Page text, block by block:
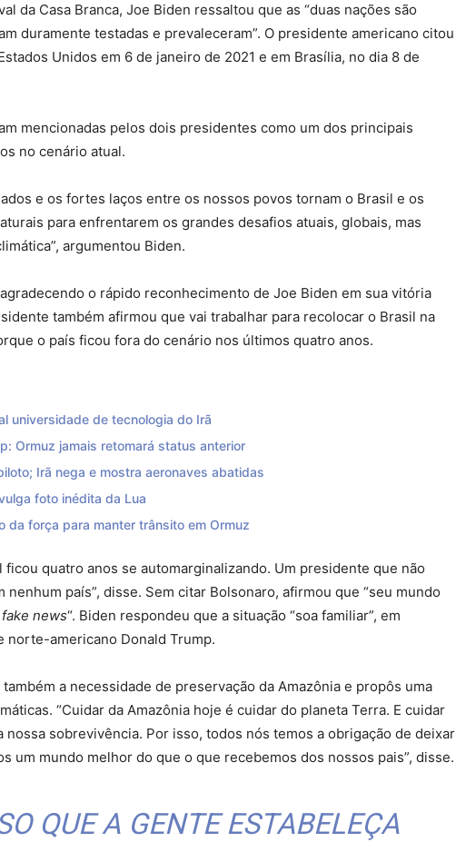
da Casa Branca, Joe Biden ressaltou que as “duas nações são
duramente testadas e prevaleceram”. O presidente americano citou
Unidos em 6 de janeiro de 2021 e em Brasília, no dia 8 de
mencionadas pelos dois presidentes como um dos principais
no cenário atual.
e os fortes laços entre os nossos povos tornam o Brasil e os
para enfrentarem os grandes desafios atuais, globais, mas
argumentou Biden.
o rápido reconhecimento de Joe Biden em sua vitória
também afirmou que vai trabalhar para recolocar o Brasil na
o país ficou fora do cenário nos últimos quatro anos.
universidade de tecnologia do Irã
Ormuz jamais retomará status anterior
Irã nega e mostra aeronaves abatidas
foto inédita da Lua
da força para manter trânsito em Ormuz
ficou quatro anos se automarginalizando. Um presidente que não
país”, disse. Sem citar Bolsonaro, afirmou que “seu mundo
fake news“. Biden respondeu que a situação “soa familiar”, em
americano Donald Trump.
a necessidade de preservação da Amazônia e propôs uma
“Cuidar da Amazônia hoje é cuidar do planeta Terra. E cuidar
nossa sobrevivência. Por isso, todos nós temos a obrigação de deixar
um mundo melhor do que o que recebemos dos nossos pais”, disse.
QUE A GENTE ESTABELEÇA